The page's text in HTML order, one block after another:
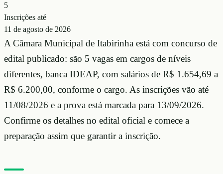
5
Inscrições até
11 de agosto de 2026
A Câmara Municipal de Itabirinha está com concurso de
edital publicado: são 5 vagas em cargos de níveis
diferentes, banca IDEAP, com salários de R$ 1.654,69 a
R$ 6.200,00, conforme o cargo. As inscrições vão até
11/08/2026 e a prova está marcada para 13/09/2026.
Confirme os detalhes no edital oficial e comece a
preparação assim que garantir a inscrição.